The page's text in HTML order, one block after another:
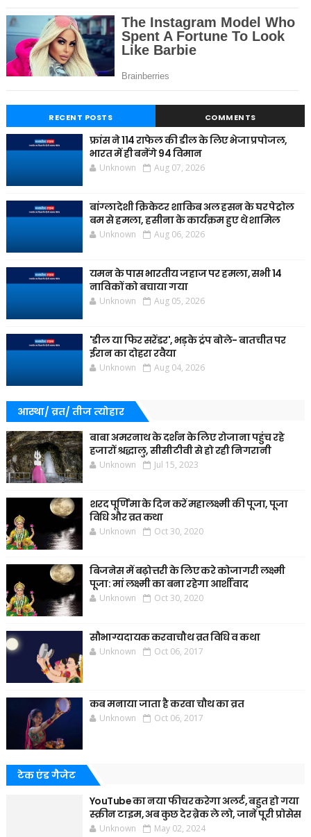
RECENT POSTS COMMENTS
फ्रांस ने 114 राफेल की डील के लिए भेजा प्रपोजल,
भारत में ही बनेंगे 94 विमान
Unknown Aug 07, 2026
बांग्लादेशी क्रिकेटर शाकिब अल हसन के घर पेट्रोल
बम से हमला, हसीना के कार्यक्रम हुए थे शामिल
Unknown Aug 06, 2026
यमन के पास भारतीय जहाज पर हमला, सभी 14
नाविकों को बचाया गया
Unknown Aug 05, 2026
'डील या फिर सरेंडर', भड़के ट्रंप बोले- बातचीत पर
ईरान का दोहरा रवैया
Unknown Aug 04, 2026
आस्था/ व्रत/ तीज त्‍योहार
बाबा अमरनाथ के दर्शन के लिए रोजाना पहुंच रहे
हजारों श्रद्धालु, सीसीटीवी से हो रही निगरानी
Unknown Jul 15, 2023
शरद पूर्णिमा के दिन करें महालक्ष्मी की पूजा, पूजा
विधि और व्रत कथा
Unknown Oct 30, 2020
बिजनेस में बढ़ोत्तरी के लिए करे कोजागरी लक्ष्मी
पूजा: मां लक्ष्मी का बना रहेगा आर्शीवाद
Unknown Oct 30, 2020
सौभाग्यदायक करवाचौथ व्रत विधि व कथा
Unknown Oct 06, 2017
कब मनाया जाता है करवा चौथ का व्रत
Unknown Oct 06, 2017
टेक एंड गैजेट
YouTube का नया फीचर करेगा अलर्ट, बहुत हो गया
स्क्रीन टाइम, अब कुछ देर ब्रेक ले लो, जानें पूरी प्रोसेस
Unknown May 02, 2024